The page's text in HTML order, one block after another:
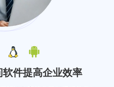
件提高企业效率